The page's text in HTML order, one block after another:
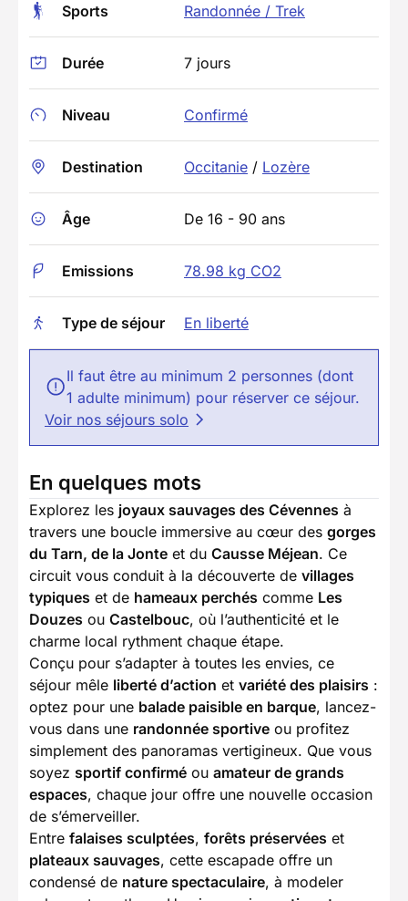
Sports Randonnée / Trek
Durée 7 jours
Niveau Confirmé
Destination Occitanie / Lozère
Âge De 16 - 90 ans
Emissions 78.98 kg CO2
Type de séjour En liberté
Il faut être au minimum 2 personnes (dont
1 adulte minimum) pour réserver ce séjour.
Voir nos séjours solo
En quelques mots
Explorez les joyaux sauvages des Cévennes à
travers une boucle immersive au cœur des gorges
du Tarn, de la Jonte et du Causse Méjean. Ce
circuit vous conduit à la découverte de villages
typiques et de hameaux perchés comme Les
Douzes ou Castelbouc, où l’authenticité et le
charme local rythment chaque étape.
Conçu pour s’adapter à toutes les envies, ce
séjour mêle liberté d’action et variété des plaisirs :
optez pour une balade paisible en barque, lancez-
vous dans une randonnée sportive ou profitez
simplement des panoramas vertigineux. Que vous
soyez sportif confirmé ou amateur de grands
espaces, chaque jour offre une nouvelle occasion
de s’émerveiller.
Entre falaises sculptées, forêts préservées et
plateaux sauvages, cette escapade offre un
condensé de nature spectaculaire, à modeler